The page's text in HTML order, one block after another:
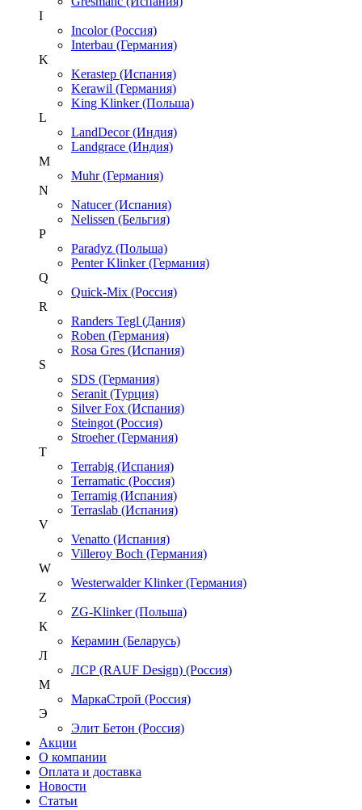
I
Incolor (Россия)
Interbau (Германия)
K
Kerastep (Испания)
Kerawil (Германия)
King Klinker (Польша)
L
LandDecor (Индия)
Landgrace (Индия)
M
Muhr (Германия)
N
Natucer (Испания)
Nelissen (Бельгия)
P
Paradyz (Польша)
Penter Klinker (Германия)
Q
Quick-Mix (Россия)
R
Randers Tegl (Дания)
Roben (Германия)
Rosa Gres (Испания)
S
SDS (Германия)
Seranit (Турция)
Silver Fox (Испания)
Steingot (Россия)
Stroeher (Германия)
T
Terrabig (Испания)
Terramatic (Россия)
Terramig (Испания)
Terraslab (Испания)
V
Venatto (Испания)
Villeroy Boch (Германия)
W
Westerwalder Klinker (Германия)
Z
ZG-Klinker (Польша)
К
Керамин (Беларусь)
Л
ЛСР (RAUF Design) (Россия)
М
МаркаСтрой (Россия)
Э
Элит Бетон (Россия)
Акции
О компании
Оплата и доставка
Новости
Статьи